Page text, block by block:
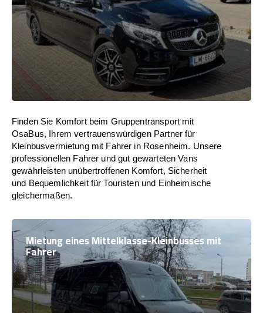
Finden Sie Komfort beim Gruppentransport mit
OsaBus, Ihrem vertrauenswürdigen Partner für
Kleinbusvermietung mit Fahrer in Rosenheim. Unsere
professionellen Fahrer und gut gewarteten Vans
gewährleisten unübertroffenen Komfort, Sicherheit
und Bequemlichkeit für Touristen und Einheimische
gleichermaßen.
Mietung eines Mittelklasse-Kleinbusses mit
Fahrer